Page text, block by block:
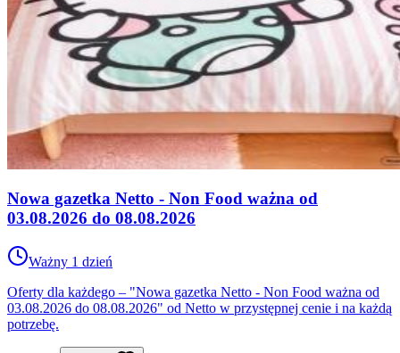
Nowa gazetka Netto - Non Food ważna od
03.08.2026 do 08.08.2026
Ważny 1 dzień
Oferty dla każdego – "Nowa gazetka Netto - Non Food ważna od
03.08.2026 do 08.08.2026" od Netto w przystępnej cenie i na każdą
potrzebę.